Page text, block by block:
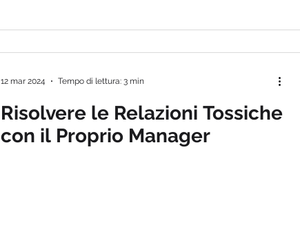
Risolvere le Relazioni Tossiche
con il Proprio Manager
12 mar 2024 Tempo di lettura: 3 min